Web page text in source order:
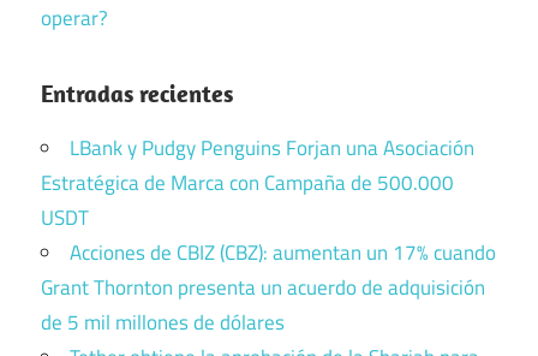
operar?
Entradas recientes
LBank y Pudgy Penguins Forjan una Asociación
Estratégica de Marca con Campaña de 500.000
USDT
Acciones de CBIZ (CBZ): aumentan un 17% cuando
Grant Thornton presenta un acuerdo de adquisición
de 5 mil millones de dólares